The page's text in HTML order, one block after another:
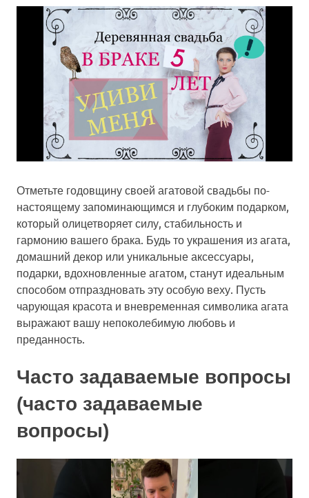
Отметьте годовщину своей агатовой свадьбы по-
настоящему запоминающимся и глубоким подарком,
который олицетворяет силу, стабильность и
гармонию вашего брака. Будь то украшения из агата,
домашний декор или уникальные аксессуары,
подарки, вдохновленные агатом, станут идеальным
способом отпраздновать эту особую веху. Пусть
чарующая красота и вневременная символика агата
выражают вашу непоколебимую любовь и
преданность.
Часто задаваемые вопросы
(часто задаваемые
вопросы)